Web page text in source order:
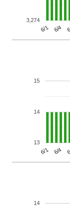
6/1 6/4
3,274
6/1 6/4
13
14
15
14